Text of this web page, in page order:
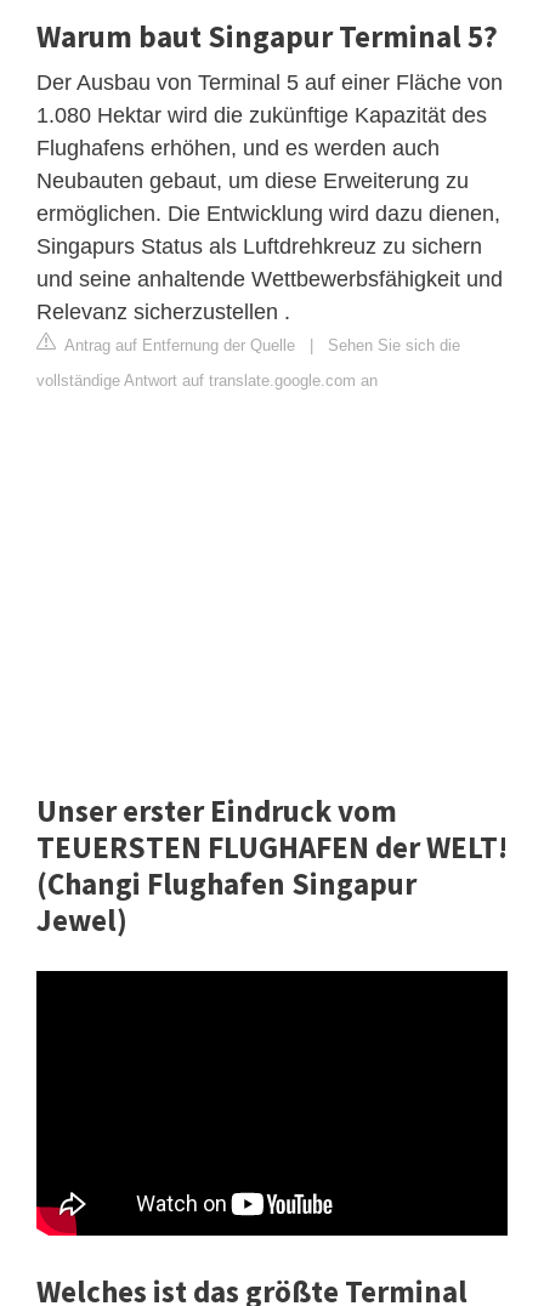
Warum baut Singapur Terminal 5?
Der Ausbau von Terminal 5 auf einer Fläche von
1.080 Hektar wird die zukünftige Kapazität des
Flughafens erhöhen, und es werden auch
Neubauten gebaut, um diese Erweiterung zu
ermöglichen. Die Entwicklung wird dazu dienen,
Singapurs Status als Luftdrehkreuz zu sichern
und seine anhaltende Wettbewerbsfähigkeit und
Relevanz sicherzustellen .
Antrag auf Entfernung der Quelle
Sehen Sie sich die
vollständige Antwort auf translate.google.com an
Unser erster Eindruck vom
TEUERSTEN FLUGHAFEN der WELT!
(Changi Flughafen Singapur
Jewel)
Welches ist das größte Terminal